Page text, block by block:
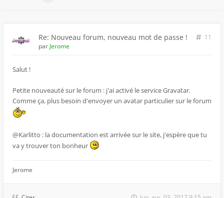
Re: Nouveau forum, nouveau mot de passe !
11
par Jerome
Salut !
Petite nouveauté sur le forum : j'ai activé le service Gravatar.
Comme ça, plus besoin d'envoyer un avatar particulier sur le forum
@Karlitto : la documentation est arrivée sur le site, j'espère que tu
va y trouver ton bonheur
Jerome